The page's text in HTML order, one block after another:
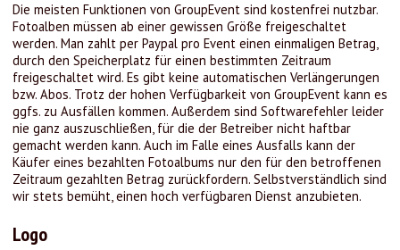
Die meisten Funktionen von GroupEvent sind kostenfrei nutzbar.
Fotoalben müssen ab einer gewissen Größe freigeschaltet
werden. Man zahlt per Paypal pro Event einen einmaligen Betrag,
durch den Speicherplatz für einen bestimmten Zeitraum
freigeschaltet wird. Es gibt keine automatischen Verlängerungen
bzw. Abos. Trotz der hohen Verfügbarkeit von GroupEvent kann es
ggfs. zu Ausfällen kommen. Außerdem sind Softwarefehler leider
nie ganz auszuschließen, für die der Betreiber nicht haftbar
gemacht werden kann. Auch im Falle eines Ausfalls kann der
Käufer eines bezahlten Fotoalbums nur den für den betroffenen
Zeitraum gezahlten Betrag zurückfordern. Selbstverständlich sind
wir stets bemüht, einen hoch verfügbaren Dienst anzubieten.
Logo